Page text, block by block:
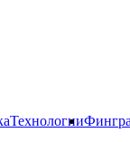
Технологии